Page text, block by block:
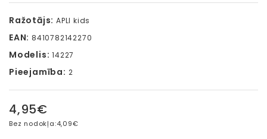
Ražotājs: APLI kids
EAN: 8410782142270
Modelis: 14227
Pieejamība: 2
4,95€
Bez nodokļa:4,09€